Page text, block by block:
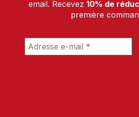
email. Recevez 10% de
première